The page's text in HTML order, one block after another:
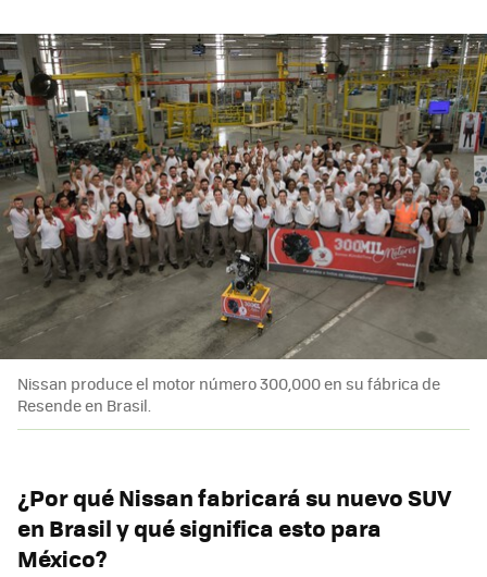
Nissan produce el motor número 300,000 en su fábrica de
Resende en Brasil.
¿Por qué Nissan fabricará su nuevo SUV
en Brasil y qué significa esto para
México?